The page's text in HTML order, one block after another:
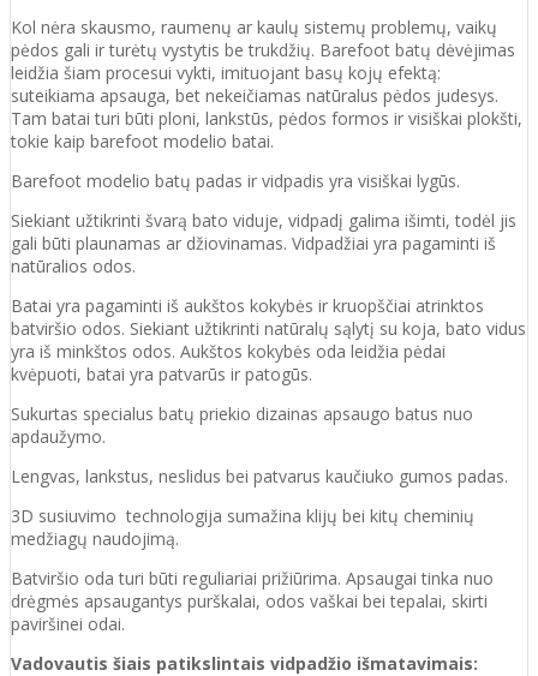
Kol nėra skausmo, raumenų ar kaulų sistemų problemų, vaikų
pėdos gali ir turėtų vystytis be trukdžių. Barefoot batų dėvėjimas
leidžia šiam procesui vykti, imituojant basų kojų efektą:
suteikiama apsauga, bet nekeičiamas natūralus pėdos judesys.
Tam batai turi būti ploni, lankstūs, pėdos formos ir visiškai plokšti,
tokie kaip barefoot modelio batai.
Barefoot modelio batų padas ir vidpadis yra visiškai lygūs.
Siekiant užtikrinti švarą bato viduje, vidpadį galima išimti, todėl jis
gali būti plaunamas ar džiovinamas. Vidpadžiai yra pagaminti iš
natūralios odos.
Batai yra pagaminti iš aukštos kokybės ir kruopščiai atrinktos
batviršio odos. Siekiant užtikrinti natūralų sąlytį su koja, bato vidus
yra iš minkštos odos. Aukštos kokybės oda leidžia pėdai
kvėpuoti, batai yra patvarūs ir patogūs.
Sukurtas specialus batų priekio dizainas apsaugo batus nuo
apdaužymo.
Lengvas, lankstus, neslidus bei patvarus kaučiuko gumos padas.
3D susiuvimo technologija sumažina klijų bei kitų cheminių
medžiagų naudojimą.
Batviršio oda turi būti reguliariai prižiūrima. Apsaugai tinka nuo
drėgmės apsaugantys purškalai, odos vaškai bei tepalai, skirti
paviršinei odai.
Vadovautis šiais patikslintais vidpadžio išmatavimais: